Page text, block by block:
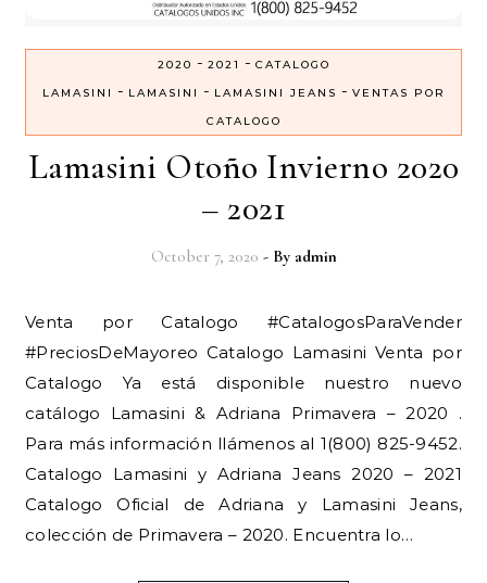
2020 - 2021 - CATALOGO
LAMASINI
- LAMASINI - LAMASINI JEANS - VENTAS POR
CATALOGO
Lamasini Otoño Invierno 2020
– 2021
October 7, 2020 - By admin
Venta por Catalogo #CatalogosParaVender
#PreciosDeMayoreo Catalogo Lamasini Venta por
Catalogo Ya está disponible nuestro nuevo
catálogo Lamasini & Adriana Primavera – 2020 .
Para más información llámenos al 1(800) 825-9452.
Catalogo Lamasini y Adriana Jeans 2020 – 2021
Catalogo Oficial de Adriana y Lamasini Jeans,
colección de Primavera – 2020. Encuentra lo…